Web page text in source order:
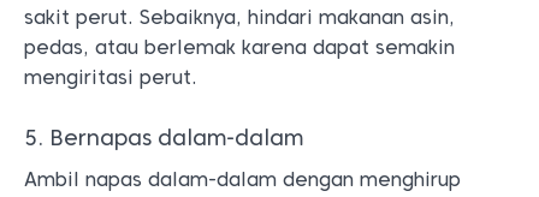
sakit perut. Sebaiknya, hindari makanan asin,
pedas, atau berlemak karena dapat semakin
mengiritasi perut.
5. Bernapas dalam-dalam
Ambil napas dalam-dalam dengan menghirup